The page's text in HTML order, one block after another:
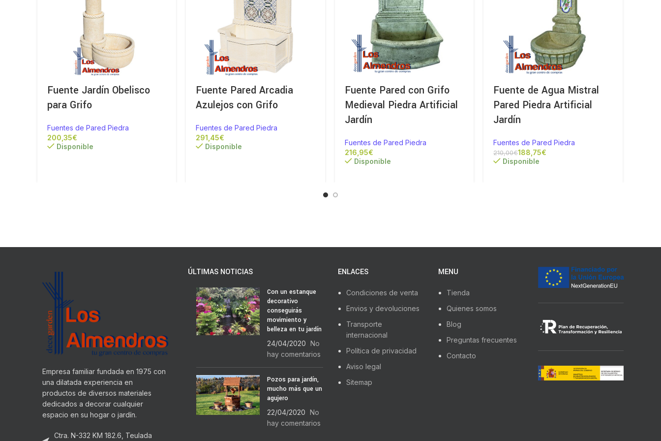
Fuente Jardín Obelisco
para Grifo
Fuentes de Pared Piedra
€
Disponible
Fuente Pared Arcadia
Azulejos con Grifo
Fuentes de Pared Piedra
€
Disponible
Fuente Pared con Grifo
Medieval Piedra Artificial
Jardín
Fuentes de Pared Piedra
€
Disponible
Fuente de Agua Mistral
Pared Piedra Artificial
Jardín
Fuentes de Pared Piedra
210,00€188,75€
Disponible
Empresa familiar fundada en 1975 con
una dilatada experiencia en
productos de diversos materiales
dedicados a decorar cualquier
espacio en su hogar o jardín.
Ctra. N-332 KM 182.6, Teulada
ÚLTIMAS NOTICIAS
Con un estanque
decorativo
conseguirás
movimiento y
belleza en tu jardín
24/04/2020 No
hay comentarios
Pozos para jardín,
mucho más que un
agujero
22/04/2020 No
hay comentarios
ENLACES
Condiciones de venta
Envios y devoluciones
Transporte
internacional
Política de privacidad
Aviso legal
Sitemap
MENU
Tienda
Quienes somos
Blog
Preguntas frecuentes
Contacto